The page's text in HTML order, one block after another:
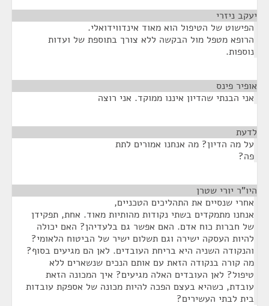
יעקב ניזרי
הפישוט של הטיפול הוא מאוד אינדווידואלי.
הרופא מטפל מול הבקשה ללא צורך בתוספת של ועדות
נוספות.
אופיר פינס
אני הבנתי שהדיון איננו ממוקד. אני רוצה
לדעת
על מה הדיון? מה אנחנו אמורים לתת
פה?
היו"ר יורי שטרן
אחרי שנסיים את התהליכים הטכניים,
אנחנו מתמקדים בשתי נקודות מהותיות מאוד. אחת, תפקידן
של חברות כוח אדם. האם אפשר גם בלעדיהן? האם יכולה
להיות העסקה ישירה וגם תשלום ישיר של הביטוח הלאומי?
והנקודה השניה היא בריחת העובדים. לאן הם מגיעים בסוף?
מה קורה בנקודה הזאת עם אותם הנכים שנשארים ללא
טיפול? לאן העובדים האלה מגיעים? איך המכונה הזאת
עובדת, כשהיא בעצם הפכה להיות מכונה של אספקת עובדות
בית לבתי העשירים?